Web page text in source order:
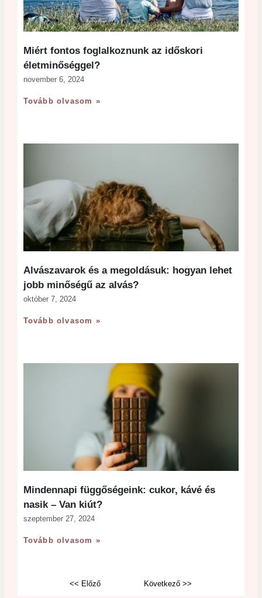
Miért fontos foglalkoznunk az időskori
életminőséggel?
november 6, 2024
Tovább olvasom »
Alvászavarok és a megoldásuk: hogyan lehet
jobb minőségű az alvás?
október 7, 2024
Tovább olvasom »
Mindennapi függőségeink: cukor, kávé és
nasik – Van kiút?
szeptember 27, 2024
Tovább olvasom »
<< Előző Következő >>